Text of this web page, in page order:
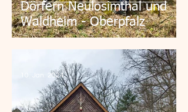
Dörfern Neulosimthal und
Waldheim - Oberpfalz
10. Jan. 2024